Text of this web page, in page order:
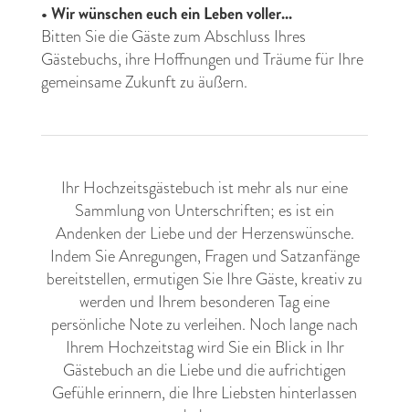
•Wir wünschen euch ein Leben voller...
Bitten Sie die Gäste zum Abschluss Ihres
Gästebuchs, ihre Hoffnungen und Träume für Ihre
gemeinsame Zukunft zu äußern.
Ihr Hochzeitsgästebuch ist mehr als nur eine
Sammlung von Unterschriften; es ist ein
Andenken der Liebe und der Herzenswünsche.
Indem Sie Anregungen, Fragen und Satzanfänge
bereitstellen, ermutigen Sie Ihre Gäste, kreativ zu
werden und Ihrem besonderen Tag eine
persönliche Note zu verleihen. Noch lange nach
Ihrem Hochzeitstag wird Sie ein Blick in Ihr
Gästebuch an die Liebe und die aufrichtigen
Gefühle erinnern, die Ihre Liebsten hinterlassen